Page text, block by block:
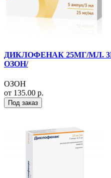
ДИКЛОФЕНАК 25МГ/МЛ.
ОЗОН/
ОЗОН
от 135.00 р.
Под заказ